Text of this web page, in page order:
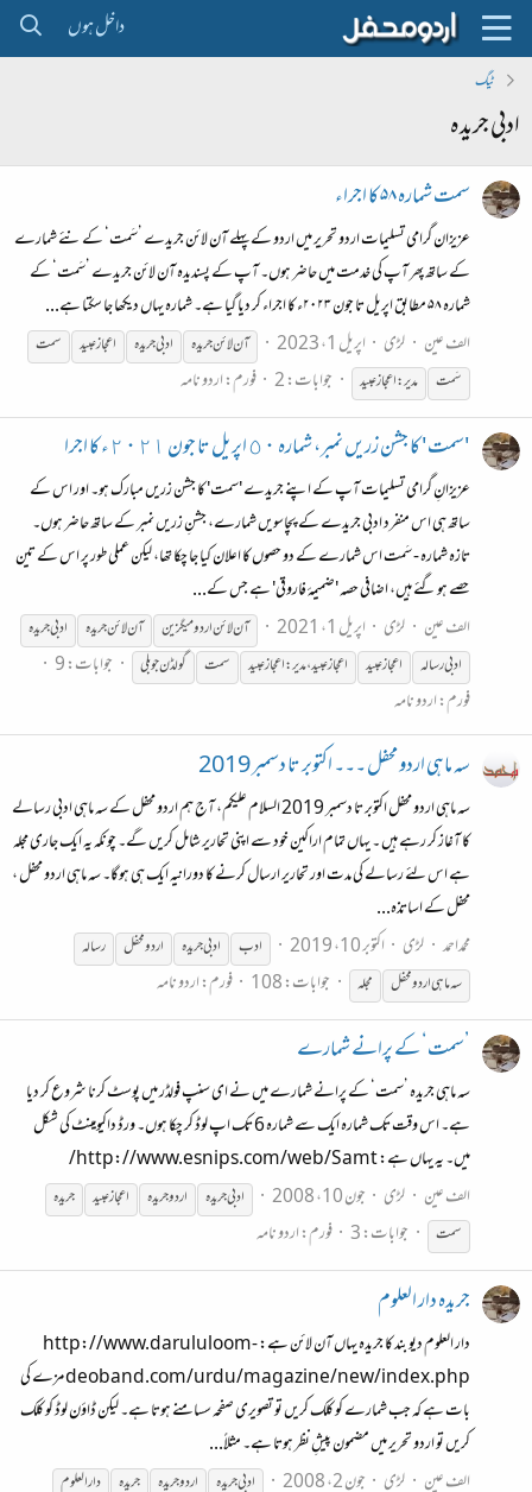
داخل ہوں
ٹیگ
ادبی جریدہ
سمت شمارہ ۵۸ کا اجراء
عزیزان گرامی تسلیمات اردو تحریر میں اردو کے پہلے آن لائن جریدے ’سَمت‘ کے نئے شمارے
کے ساتھ پھر آپ کی خدمت میں حاضر ہوں۔ آپ کے پسندیدہ آن لائن جریدے ’سَمت‘ کے
شمارہ ۵۸ مطابق اپریل تا جون ۲۰۲۳ء کا اجراء کر دیا گیا ہے۔ شمارہ یہاں دیکھا جا سکتا ہے...
الف عین
لڑی اپریل 1، 2023 آن لائنجریدہ ادبیجریدہ اعجاز عبید
سمت
سَمت
مدیر:اعجاز عبید جوابات: 2 فورم:اردو نامہ
'سمت' کا جشن زریں نمبر، شمارہ ٥٠ اپریل تا جون ٢٠٢١ء کا اجرا
عزیزانِ گرامی تسلیمات آپ کے اپنے جریدے 'سمت' کا جشن زریں مبارک ہو۔ اور اس کے
ساتھ ہی اس منفرد ادبی جریدے کے پچاسویں شمارے، جشنِ زریں نمبر کے ساتھ حاضر ہوں۔
تازہ شمارہ - سَمت اس شمارے کے دو حصوں کا اعلان کیا جا چکا تھا، لیکن عملی طور پر اس کے تین
حصے ہو گئے ہیں، اضافی حصہ 'ضمیمۂ فاروقی' ہے جس کے...
الف عین
لڑی اپریل 1، 2021 آن لائن اردو میگزین آن لائنجریدہ ادبیجریدہ
ادبیرسالہ اعجاز عبید اعجاز عبید، مدیر: اعجاز عبید سمت گولڈن جوبلی
جوابات: 9
فورم:اردو نامہ
سہ ماہی اردو محفل ۔۔۔ اکتوبر تا دسمبر 2019
سہ ماہی اردو محفل اکتوبر تا دسمبر 2019 السلام علیکم، آج ہم اردو محفل کے سہ ماہی ادبی رسالے
کا آغاز کر رہے ہیں ۔ یہاں تمام اراکین خود سے اپنی تحاریر شامل کریں گے۔ چونکہ یہ ایک جاری مجلہ
ہے اس لئے رسالے کی مدت اور تحاریر ارسال کرنے کا دورانیہ ایک ہی ہوگا۔ سہ ماہی اردو محفل ،
محفل کے اساتذہ...
محمداحمد لڑی اکتوبر 10، 2019 ادب ادبیجریدہ اردو محفل
رسالہ
سہ ماہی اردو محفل
مجلہ جوابات: 108 فورم:اردو نامہ
’سمت‘ کے پرانے شمارے
سہ ماہی جریدہ ’سمت‘ کے پرانے شمارے میں نے ای سنپ فولڈر میں پوسٹ کرنا شروع کر دیا
ہے۔ اس وقت تک شمارہ ایک سے شمارہ 6 تک اپ لوڈ کر چکا ہوں۔ ورڈ داکیومینٹ کی شکل
میں۔ یہ یہاں ہے: http://www.esnips.com/web/Samt/
الف عین
لڑی جون 10، 2008 ادبیجریدہ اردوجریدہ اعجاز عبید
جریدہ
سمت
جوابات: 3 فورم:اردو نامہ
جریدہ دار العلوم
دار العلوم دیو بند کا جریدہ یہاں آن لائن ہے: http://www.darululoom-
deoband.com/urdu/magazine/new/index.php مزے کی
بات ہے کہ جب شمارے کو کلک کریں تو تصویری صفحہ سسامنے ہوتا ہے۔ لیکن ڈاؤن لوڈ کو کلک
کریں تو اردو تحریر میں مضمون پیشِ نظر ہوتا ہے۔ مثلاً...
الف عین
لڑی جون 2، 2008 ادبیجریدہ اردوجریدہ جریدہ
دارالعلوم